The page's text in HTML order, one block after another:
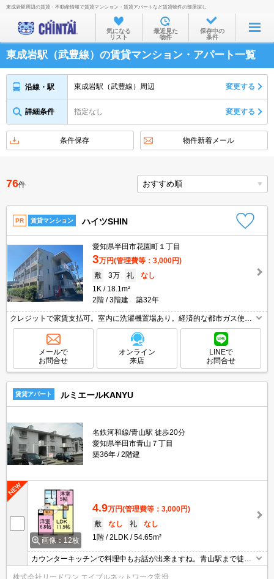
お部屋を探す
沿線・駅から
住所から
家賃相場から
物件特集から
不動産会社から
TOP
東成岩駅周辺の賃貸・不動産情報で賃貸マンション・賃貸アパートなど賃貸物件の部屋探し
気になる
リスト
最近見た
物件
保存中の
条件
東成岩駅（武豊線）の賃貸マンション・アパート一覧
沿線・駅 東成岩駅（武豊線）周辺 変更する
詳細条件 指定なし 変更する
条件保存 物件新着メール
76件
PR 賃貸マンション ハイツSHIN
愛知県半田市花園町１丁目
3万円(管理費等：3,000円)
敷
3万 礼
なし
1K
18.1m²
2階
3階建 築32年
クレジットで家賃支払可。室内に洗濯機置場あり。経済的な都市ガス使
用。
メールで
お問合せ
オンライン
来店
LINEで
お問合せ
賃貸アパート ルミエールKANYU
名鉄河和線/青山駅 徒歩20分
愛知県半田市青山７丁目
築36年
2階建
画像：12枚
4.9万円(管理費等：3,000円)
敷
なし 礼
なし
1階
2LDK 54.65m²
カウンターキッチンで料理中もお話が出来ますね。青山駅まで徒歩
圏内で交通アクセス
株式会社リードワン エイブルネットワーク常滑